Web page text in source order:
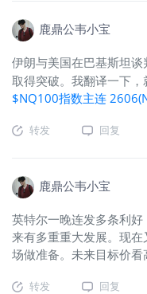
鹿鼎公韦小宝
伊朗与美国在巴基斯坦谈
取得突破。我翻译一下，
$NQ100指数主连
转发 回复
鹿鼎公韦小宝
英特尔一晚连发多条利
来有多重重大发展。现
场做准备。未来目标价
转发 回复